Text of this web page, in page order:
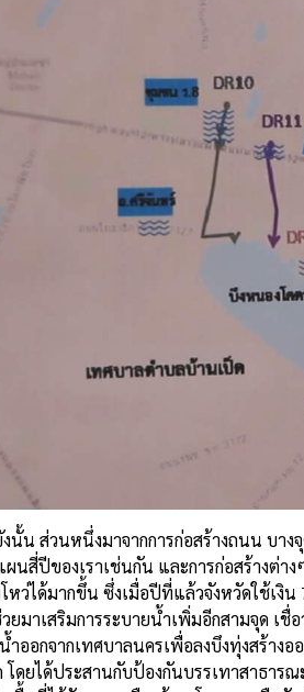
น ส่วนหนึ่งมาจากการก่อสร้างถนน บาง
นสี่ปีของเราเช่นกัน และการก่อสร้าง
ว่ได้มากขึ้น ซึ่งเมื่อปีที่แล้วจังหวัดใช้เงิ
มาเสริมการระบายน้ำเพิ่มอีกสามจุด เ
ำออกจากเทศบาลนครเพื่อลงบึงทุ่งสร้า
โดยได้ประสานกับป้องกันบรรเทาสาธา